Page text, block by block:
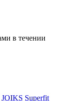
в течении
JOIKS Superfit